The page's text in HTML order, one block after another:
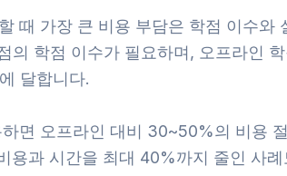
때 가장 큰 비용 부담은 학점 이수와
의 학점 이수가 필요하며, 오프라인
달합니다.
면 오프라인 대비 30~50%의 비용
용과 시간을 최대 40%까지 줄인 사